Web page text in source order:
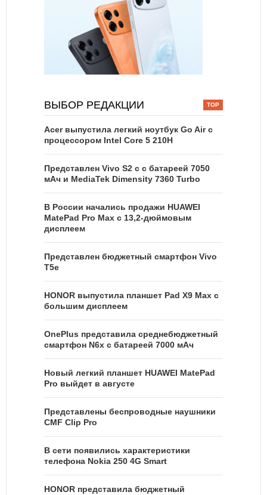
ВЫБОР РЕДАКЦИИ
Acer выпустила легкий ноутбук Go Air c
процессором Intel Core 5 210H
Представлен Vivo S2 с с батареей 7050
мАч и MediaTek Dimensity 7360 Turbo
В России начались продажи HUAWEI
MatePad Pro Max с 13,2-дюймовым
дисплеем
Представлен бюджетный смартфон Vivo
T5e
HONOR выпустила планшет Pad X9 Max с
большим дисплеем
OnePlus представила среднебюджетный
смартфон N6x с батареей 7000 мАч
Новый легкий планшет HUAWEI MatePad
Pro выйдет в августе
Представлены беспроводные наушники
CMF Clip Pro
В сети появились характеристики
телефона Nokia 250 4G Smart
HONOR представила бюджетный